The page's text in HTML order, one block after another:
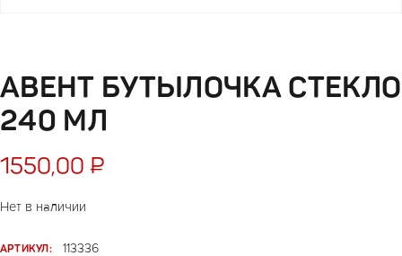
АВЕНТ БУТЫЛОЧКА СТЕКЛО
240 МЛ
1550,00 ₽
Нет в наличии
АРТИКУЛ:
113336